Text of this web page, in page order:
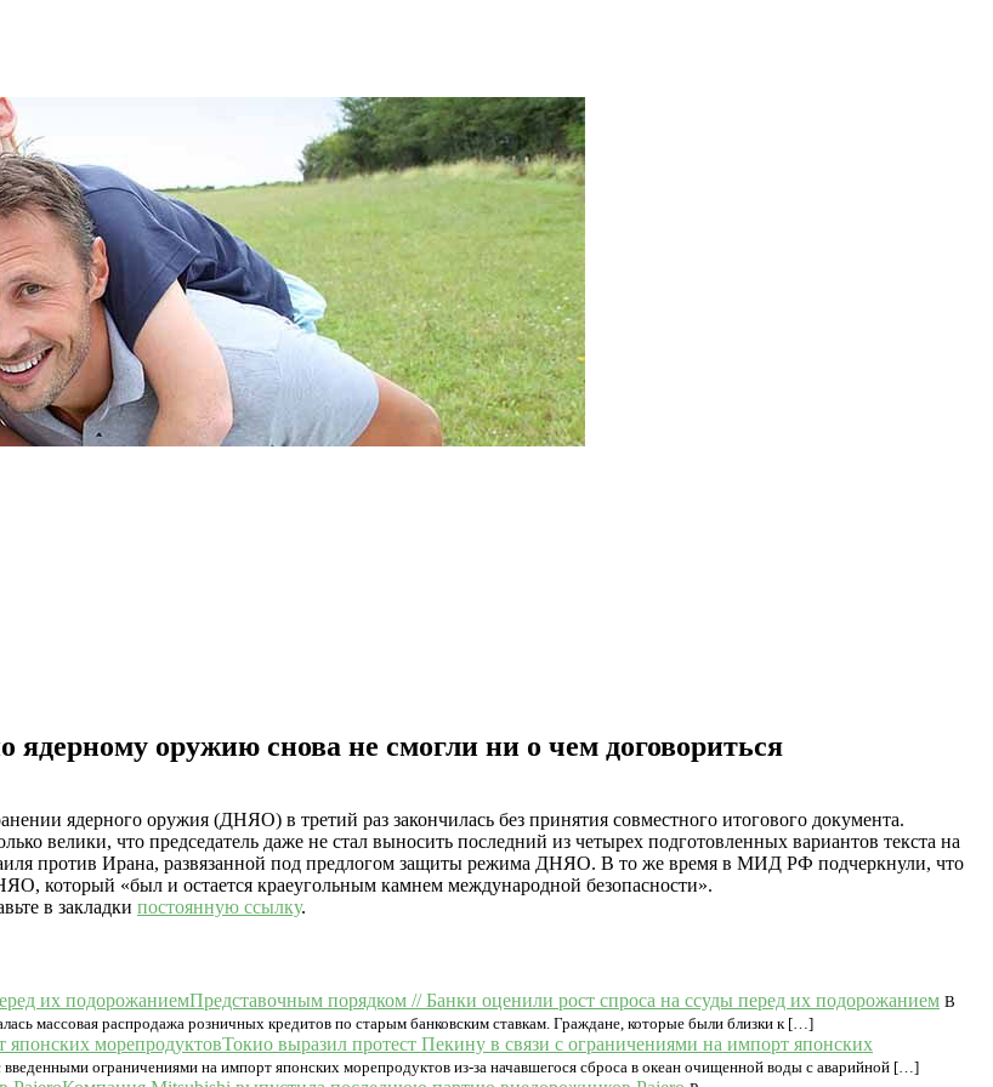
оружию снова не смогли ни о чем договориться
ядерного оружия (ДНЯО) в третий раз закончилась без принятия совместного итогового документа.
велики, что председатель даже не стал выносить последний из четырех подготовленных вариантов текста на
против Ирана, развязанной под предлогом защиты режима ДНЯО. В то же время в МИД РФ подчеркнули, что
который «был и остается краеугольным камнем международной безопасности».
в закладки постоянную ссылку.
Представочным порядком // Банки оценили рост спроса на ссуды перед их подорожанием В
массовая распродажа розничных кредитов по старым банковским ставкам. Граждане, которые были близки к […]
Токио выразил протест Пекину в связи с ограничениями на импорт японских
введенными ограничениями на импорт японских морепродуктов из-за начавшегося сброса в океан очищенной воды с аварийной […]